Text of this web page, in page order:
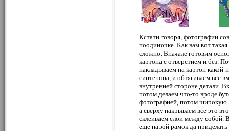
Кстати говоря, фотографии
поодиночке. Как вам вот
сложно. Вначале готовим
картона с отверстием и без.
накладываем на картон
синтепона, и обтягиваем все
внутренней стороне детали.
потом делаем что-то вроде
фотографией, потом широкую
а сверху накрываем все это
склеиваем слои между собой.
еще парой рамок да приделать